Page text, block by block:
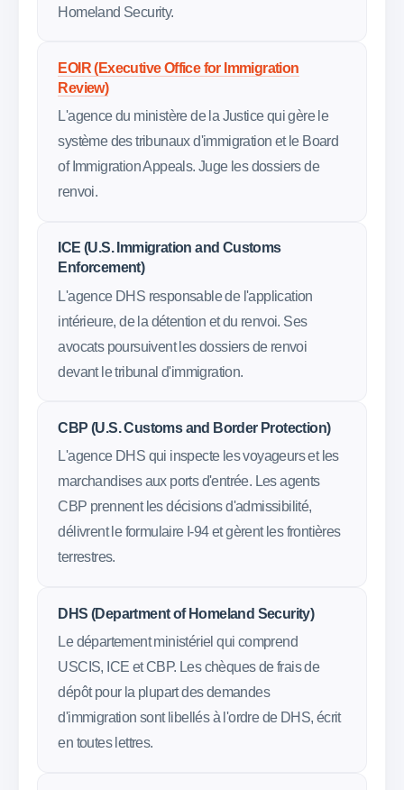
Homeland Security.
EOIR (Executive Office for Immigration
Review)
L'agence du ministère de la Justice qui gère le
système des tribunaux d'immigration et le Board
of Immigration Appeals. Juge les dossiers de
renvoi.
ICE (U.S. Immigration and Customs
Enforcement)
L'agence DHS responsable de l'application
intérieure, de la détention et du renvoi. Ses
avocats poursuivent les dossiers de renvoi
devant le tribunal d'immigration.
CBP (U.S. Customs and Border Protection)
L'agence DHS qui inspecte les voyageurs et les
marchandises aux ports d'entrée. Les agents
CBP prennent les décisions d'admissibilité,
délivrent le formulaire I-94 et gèrent les frontières
terrestres.
DHS (Department of Homeland Security)
Le département ministériel qui comprend
USCIS, ICE et CBP. Les chèques de frais de
dépôt pour la plupart des demandes
d'immigration sont libellés à l'ordre de DHS, écrit
en toutes lettres.